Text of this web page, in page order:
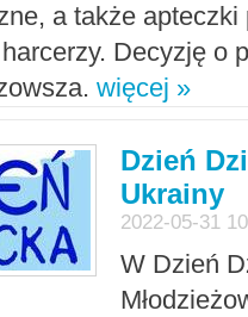
a także apteczki
Decyzję o
więcej »
Dzień
Ukrainy
2022-05-31
W Dzień